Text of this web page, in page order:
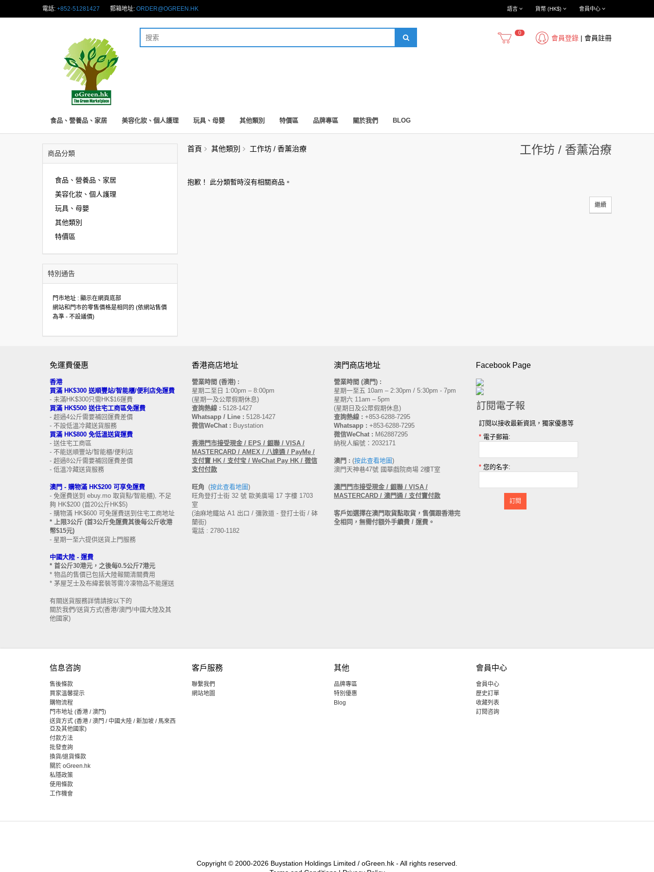
電話: +852-51281427 郵箱地址: ORDER@OGREEN.HK 會員中心
貨幣 (HK$)
語言
會員登錄 | 會員註冊
0
食品、營養品、家居 美容化妝、個人護理 玩具、母嬰 其他類別 特價區 品牌專區 關於我們 BLOG
商品分類
食品、營養品、家居
美容化妝、個人護理
玩具、母嬰
其他類別
特價區
特別通告
門市地址 : 顯示在網頁底部
網站和門市的零售價格是相同的 (依網站售價
為準 - 不設議價)
首頁 其他類別 工作坊 / 香薰治療 工作坊 / 香薰治療
抱歉！ 此分類暫時沒有相關商品。
繼續
免運費優惠
香港
買滿 HK$300 送順豐站/智能櫃/便利店免運費
- 未滿HK$300只需HK$16運費
買滿 HK$500 送住宅工商區免運費
- 超過4公斤需要補回運費差價
- 不設低溫冷藏送貨服務
買滿 HK$800 免低溫送貨運費
- 送住宅工商區
- 不能送順豐站/智能櫃/便利店
- 超過8公斤需要補回運費差價
- 低溫冷藏送貨服務
澳門 - 購物滿 HK$200 可享免運費
- 免運費送到 ebuy.mo 取貨點/智能櫃), 不足
夠 HK$200 (首20公斤HK$5)
- 購物滿 HK$600 可免運費送到住宅工商地址
* 上限3公斤 (首3公斤免運費其後每公斤收港
幣$15元)
- 星期一至六提供送貨上門服務
中國大陸 - 運費
* 首公斤30港元，之後每0.5公斤7港元
* 物品的售價已包括大陸報關清關費用
* 茅屋芝士及布緯套裝等需冷凍物品不能運送
有關送貨服務詳情請按以下的
關於我們/送貨方式(香港/澳門/中國大陸及其
他國家)
香港商店地址
營業時間 (香港) :
星期二至日 1:00pm – 8:00pm
(星期一及公眾假期休息)
查詢熱線 : 5128-1427
Whatsapp / Line : 5128-1427
微信WeChat : Buystation
香港門市接受現金 / EPS / 銀聯 / VISA /
MASTERCARD / AMEX / 八達通 / PayMe /
支付寶 HK / 支付宝 / WeChat Pay HK / 微信
支付付款
旺角 (按此查看地圖)
旺角登打士街 32 號 歐美廣場 17 字樓 1703
室
(油麻地鐵站 A1 出口 / 彌敦道 - 登打士街 / 砵
蘭街)
電話 : 2780-1182
澳門商店地址
營業時間 (澳門) :
星期一至五 10am – 2:30pm / 5:30pm - 7pm
星期六 11am – 5pm
(星期日及公眾假期休息)
查詢熱線 : +853-6288-7295
Whatsapp : +853-6288-7295
微信WeChat : M62887295
納稅人編號：2032171
澳門 : (按此查看地圖)
澳門天神巷47號 國華戲院商場 2樓T室
澳門 門市接受現金 / 銀聯 / VISA /
MASTERCARD / 澳門通 / 支付寶付款
客戶如選擇在澳門取貨點取貨，售價跟香港完
全相同，無需付額外手續費 / 運費。
Facebook Page
訂閱電子報
訂閱以接收最新資訊，獨家優惠等
* 電子郵箱:
* 您的名字:
訂閱
信息咨詢
售後條款
買家溫馨提示
購物流程
門市地址 (香港 / 澳門)
送貨方式 (香港 / 澳門 / 中國大陸 / 新加坡 / 馬來西
亞及其他國家)
付款方法
批發查詢
換貨/退貨條款
關於 oGreen.hk
私隱政策
使用條款
工作機會
客戶服務
聯繫我們
網站地圖
其他
品牌專區
特別優惠
Blog
會員中心
會員中心
歷史訂單
收藏列表
訂閱咨詢
Copyright © 2000-2026 Buystation Holdings Limited / oGreen.hk - All rights reserved.